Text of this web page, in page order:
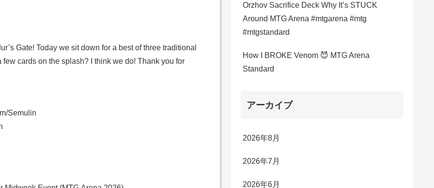
Gate! Today we sit down for a best of three traditional
cards on the splash? I think we do! Thank you for
Semulin
Orzhov Sacrifice Deck Why It’s STUCK
Around MTG Arena #mtgarena #mtg
#mtgstandard
How I BROKE Venom 😈 MTG Arena
Standard
アーカイブ
2026年8月
2026年7月
2026年6月